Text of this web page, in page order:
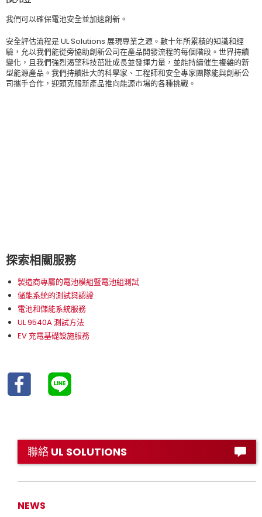
我們可以確保電池安全並加速創新。
安全評估流程是 UL Solutions 展現專業之源。數十年所累積的知識和經
驗，允以我們能從旁協助創新公司在產品開發流程的每個階段。世界持續
變化，且我們強烈渴望科技茁壯成長並發揮力量，並能持續催生複雜的新
型能源產品。我們持續壯大的科學家、工程師和安全專家團隊能與創新公
司攜手合作，迎頭克服新產品推向能源市場的各種挑戰。
探索相關服務
製造商專屬的電池模組暨電池組測試
儲能系統的測試與認證
電池和儲能系統服務
UL 9540A 測試方法
EV 充電基礎設施服務
聯絡 UL SOLUTIONS
NEWS